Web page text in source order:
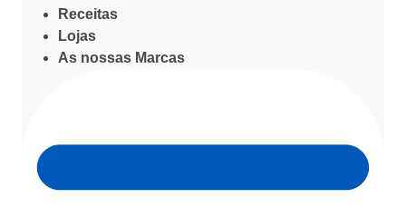
Receitas
Lojas
As nossas Marcas